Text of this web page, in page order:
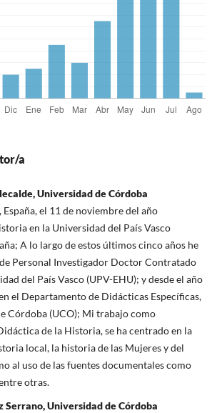
a
Universidad de Córdoba
España, el 11 de noviembre del año
en la Universidad del País Vasco
A lo largo de estos últimos cinco años he
Personal Investigador Doctor Contratado
del País Vasco (UPV-EHU); y desde el año
el Departamento de Didácticas Específicas,
Córdoba (UCO); Mi trabajo como
de la Historia, se ha centrado en la
local, la historia de las Mujeres y del
al uso de las fuentes documentales como
otras.
Serrano, Universidad de Córdoba